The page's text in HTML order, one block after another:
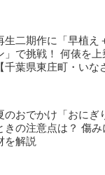
生二期作に「早植え
」で挑戦！ 何俵を
【千葉県東庄町・いな
のおでかけ「おにぎ
きの注意点は？ 傷
を解説